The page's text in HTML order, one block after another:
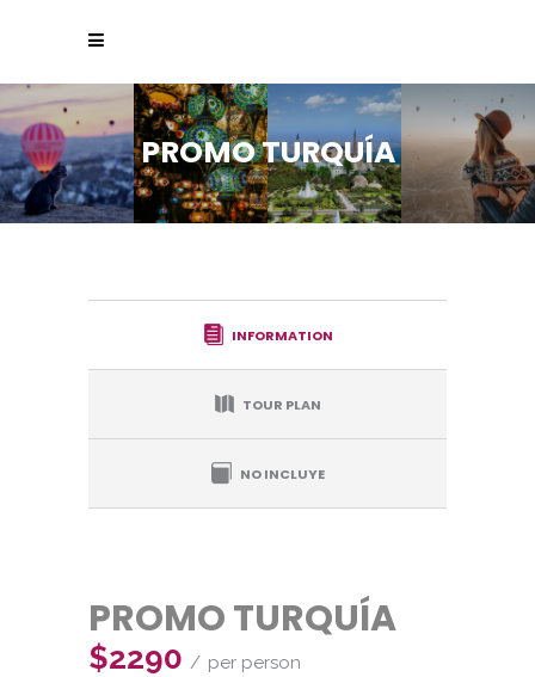
PROMO TURQUÍA
INFORMATION
TOUR PLAN
NO INCLUYE
PROMO TURQUÍA
$2290 per person